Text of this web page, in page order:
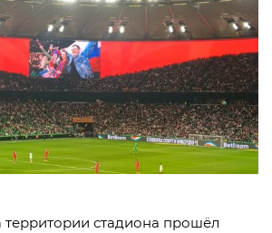
стадиона прошёл